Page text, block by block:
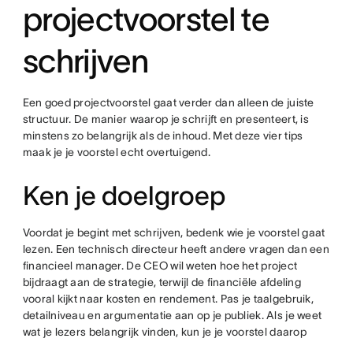
projectvoorstel te
schrijven
Een goed projectvoorstel gaat verder dan alleen de juiste
structuur. De manier waarop je schrijft en presenteert, is
minstens zo belangrijk als de inhoud. Met deze vier tips
maak je je voorstel echt overtuigend.
Ken je doelgroep
Voordat je begint met schrijven, bedenk wie je voorstel gaat
lezen. Een technisch directeur heeft andere vragen dan een
financieel manager. De CEO wil weten hoe het project
bijdraagt aan de strategie, terwijl de financiële afdeling
vooral kijkt naar kosten en rendement. Pas je taalgebruik,
detailniveau en argumentatie aan op je publiek. Als je weet
wat je lezers belangrijk vinden, kun je je voorstel daarop